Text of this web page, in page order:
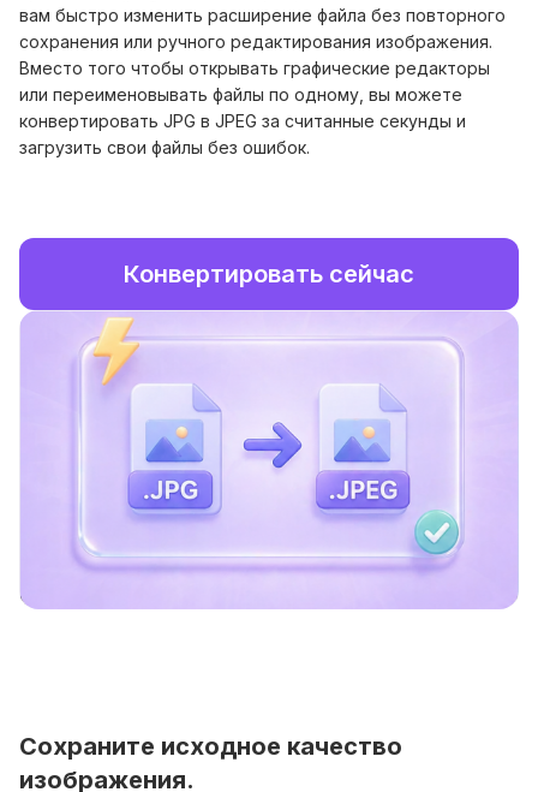
вам быстро изменить расширение файла без повторного
сохранения или ручного редактирования изображения.
Вместо того чтобы открывать графические редакторы
или переименовывать файлы по одному, вы можете
конвертировать JPG в JPEG за считанные секунды и
загрузить свои файлы без ошибок.
Конвертировать сейчас
Сохраните исходное качество
изображения.